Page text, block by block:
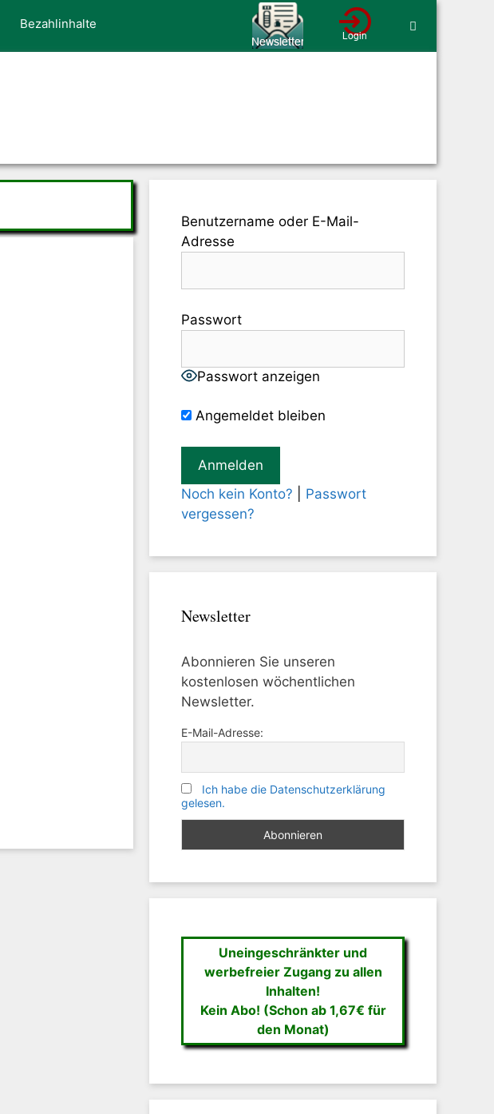
Bezahlinhalte
Benutzername oder E-Mail-
Adresse
Passwort
Passwort anzeigen
Angemeldet bleiben
Noch kein Konto?
Passwort
vergessen?
Newsletter
Abonnieren Sie unseren
kostenlosen wöchentlichen
Newsletter.
E-Mail-Adresse:
Ich habe die Datenschutzerklärung
gelesen.
Uneingeschränkter und
werbefreier Zugang zu allen
Inhalten!
Kein Abo! (Schon ab 1,67€ für
den Monat)